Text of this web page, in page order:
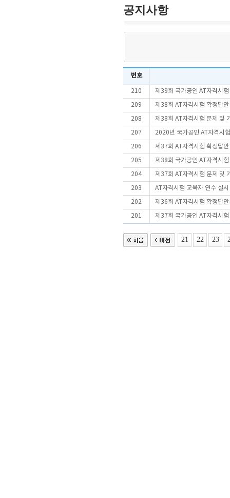
공지사항
번호
210 제39회 국가공인 AT자격시
209 제38회 AT자격시험 확정답
208 제38회 AT자격시험 문제 및
207 2020년 국가공인 AT자격시
206 제37회 AT자격시험 확정답
205 제38회 국가공인 AT자격시
204 제37회 AT자격시험 문제 및
203 AT자격시험 교육자 연수 실
202 제36회 AT자격시험 확정답
201 제37회 국가공인 AT자격시
21 22 23